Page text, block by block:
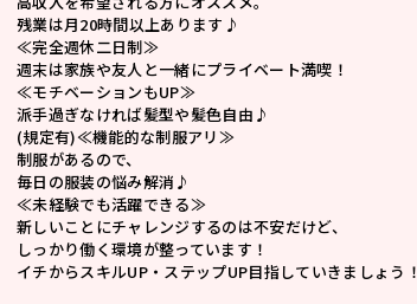
残業は月20時間以上あります♪
≪完全週休二日制≫
週末は家族や友人と一緒にプライベート満喫！
≪モチベーションもUP≫
派手過ぎなければ髪型や髪色自由♪
(規定有)≪機能的な制服アリ≫
制服があるので、
毎日の服装の悩み解消♪
≪未経験でも活躍できる≫
新しいことにチャレンジするのは不安だけど、
しっかり働く環境が整っています！
イチからスキルUP・ステップUP目指していきましょう！